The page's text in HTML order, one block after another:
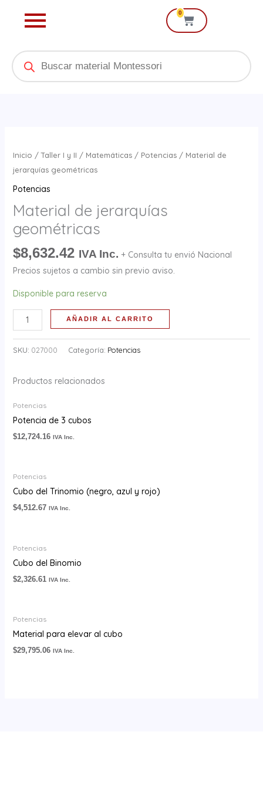
0
Cart
Products
search
Inicio /Taller I y II / Matemáticas/ Potencias/ Material de
jerarquías geométricas
Potencias
Material de jerarquías
geométricas
$8,632.42 IVA Inc. + Consulta tu envió Nacional
Precios sujetos a cambio sin previo aviso.
Disponible para reserva
de
jerarquías
AÑADIR AL CARRITO
SKU: 027000 Categoría: Potencias
Productos relacionados
Potencias
Potencia de 3 cubos
$12,724.16 IVA Inc.
Potencias
Cubo del Trinomio (negro, azul y rojo)
$4,512.67 IVA Inc.
Potencias
Cubo del Binomio
$2,326.61 IVA Inc.
Potencias
Material para elevar al cubo
$29,795.06 IVA Inc.